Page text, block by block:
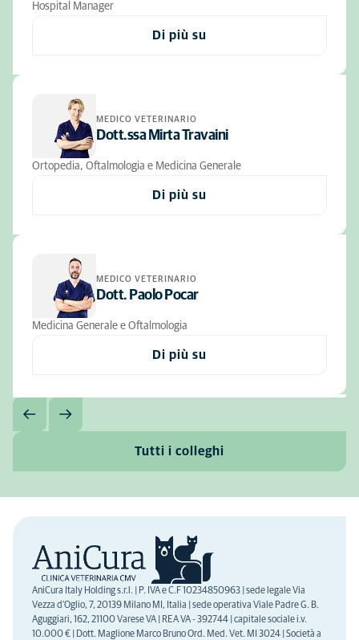
Hospital Manager
Di più su
MEDICO VETERINARIO
Dott.ssa Mirta Travaini
Ortopedia, Oftalmologia e Medicina Generale
Di più su
MEDICO VETERINARIO
Dott. Paolo Pocar
Medicina Generale e Oftalmologia
Di più su
Tutti i colleghi
AniCura Italy Holding s.r.l. | P. IVA e C.F 10234850963 | sede legale Via
Vezza d'Oglio, 7, 20139 Milano MI, Italia | sede operativa Viale Padre G. B.
Aguggiari, 162, 21100 Varese VA | REA VA - 392744 | capitale sociale i.v.
10.000 € | Dott. Maglione Marco Bruno Ord. Med. Vet. MI 3024 | Società a